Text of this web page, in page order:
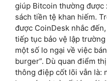
giúp Bitcoin thường được
sách tiền tệ khan hiếm.
được CoinDesk nhắc
tiếp tục bảo vệ lập
một số lo ngại về việc
burger”. Dù quan điểm
thông điệp cốt lõi vẫn là: